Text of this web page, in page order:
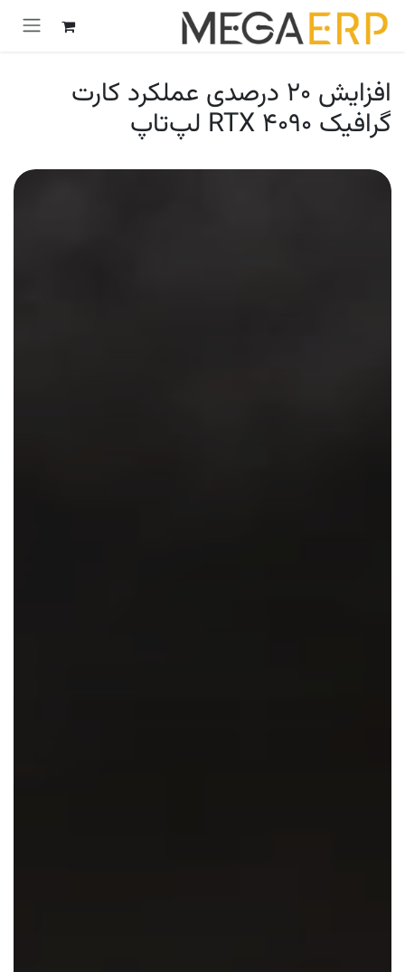
پرش به محتوا
افزایش ۲۰ درصدی عملکرد کارت
گرافیک RTX ۴۰۹۰ لپ‌تاپ